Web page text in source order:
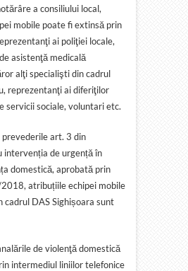
a consiliului local,
mobile poate fi extinsă prin
ai poliţiei locale,
asistenţă medicală
alţi specialişti din cadrul
reprezentanţi ai diferiţilor
servicii sociale, voluntari etc.
prevederile art. 3 din
intervenția de urgență în
domestică, aprobată prin
atribuțiile echipei mobile
cadrul DAS Sighișoara sunt
de violenţă domestică
intermediul liniilor telefonice